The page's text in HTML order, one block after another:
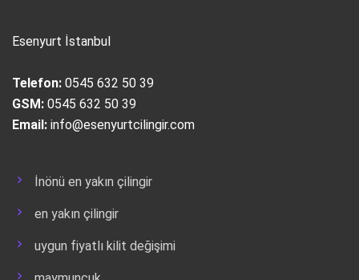
Esenyurt İstanbul
Telefon: 0545 632 50 39
GSM: 0545 632 50 39
Email: info@esenyurtcilingir.com
İnönü en yakın çilingir
en yakın çilingir
uygun fiyatlı kilit değişimi